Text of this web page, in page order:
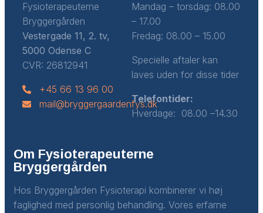
Om Fysioterapeuterne
Bryggergården
Hos Bryggergården Fysioterapi kombinerer vi høj
faglighed med personlig behandling. Vores erfarne
Mandag – torsdag: 08.00
– 17.00
Fredag: 08.00 – 15.00
Specielle aftaler kan
laves uden for disse tider
Telefontider:
Hverdage: 08.00 –14.30
Fysioterapeuterne
Bryggergården
Vestergade 11, 2. tv,
5000 Odense C
CVR: 26812941
+45 66 13 96 00
mail@bryggergaardenfys.dk